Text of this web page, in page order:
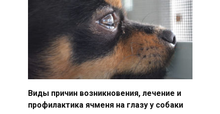
Виды причин возникновения, лечение и
профилактика ячменя на глазу у собаки